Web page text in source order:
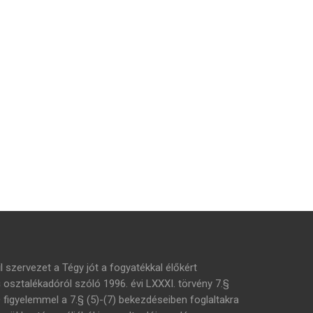
szervezet a Tégy jót a fogyatékkal élőkért
szóló 1996. évi LXXXI. törvény 7.§
a 7.§ (5)-(7) bekezdéseiben foglaltakra